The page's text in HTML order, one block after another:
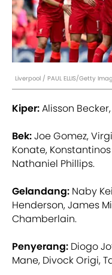
Liverpool / PAUL ELLIS/Getty
Kiper:Alisson
Bek:Joe Gomez,
Konate,
Nathaniel Phillips.
Gelandang: Naby
Henderson, James
Chamberlain.
Penyerang: Diogo
Mane, Divock Origi,